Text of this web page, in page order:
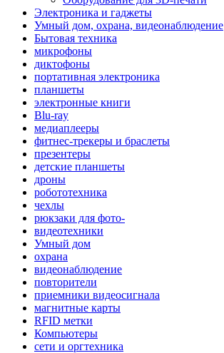
Электроника и гаджеты
Умный дом, охрана, видеонаблюдение
Бытовая техника
микрофоны
диктофоны
портативная электроника
планшеты
электронные книги
Blu-ray
медиаплееры
фитнес-трекеры и браслеты
презентеры
детские планшеты
дроны
робототехника
чехлы
рюкзаки для фото-
видеотехники
Умный дом
охрана
видеонаблюдение
повторители
приемники видеосигнала
магнитные карты
RFID метки
Компьютеры
сети и оргтехника